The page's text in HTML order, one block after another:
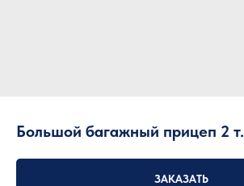
Большой багажный прицеп 2 т.
ЗАКАЗАТЬ